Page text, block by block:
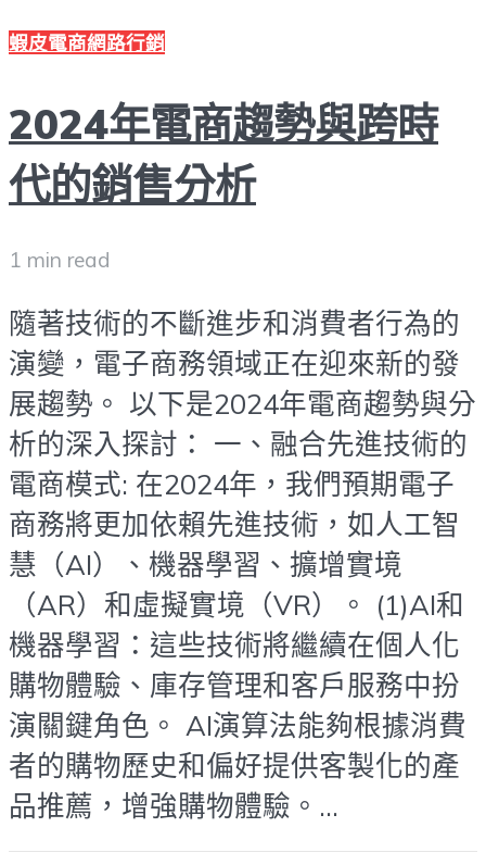
蝦皮電商網路行銷
2024年電商趨勢與跨時
代的銷售分析
1 min read
隨著技術的不斷進步和消費者行為的
演變，電子商務領域正在迎來新的發
展趨勢。 以下是2024年電商趨勢與分
析的深入探討： 一、融合先進技術的
電商模式: 在2024年，我們預期電子
商務將更加依賴先進技術，如人工智
慧（AI）、機器學習、擴增實境
（AR）和虛擬實境（VR）。 (1)AI和
機器學習：這些技術將繼續在個人化
購物體驗、庫存管理和客戶服務中扮
演關鍵角色。 AI演算法能夠根據消費
者的購物歷史和偏好提供客製化的產
品推薦，增強購物體驗。...